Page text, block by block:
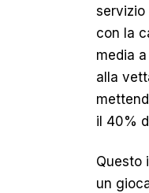
servizio
con la
media
alla
il 40%
Questo
un